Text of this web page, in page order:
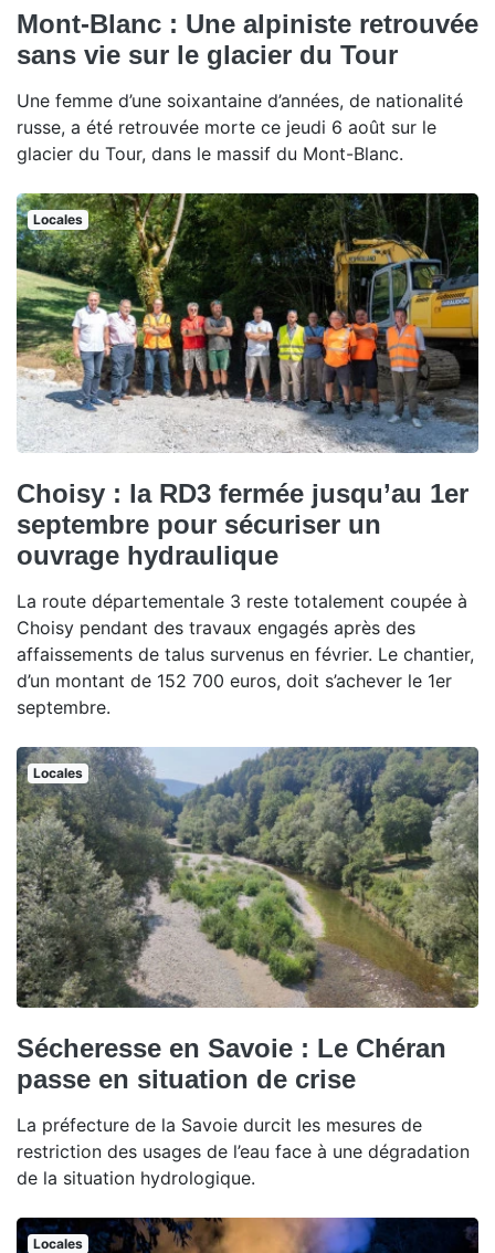
Mont-Blanc : Une alpiniste retrouvée
sans vie sur le glacier du Tour
Une femme d’une soixantaine d’années, de nationalité
russe, a été retrouvée morte ce jeudi 6 août sur le
glacier du Tour, dans le massif du Mont-Blanc.
Locales
Choisy : la RD3 fermée jusqu’au 1er
septembre pour sécuriser un
ouvrage hydraulique
La route départementale 3 reste totalement coupée à
Choisy pendant des travaux engagés après des
affaissements de talus survenus en février. Le chantier,
d’un montant de 152 700 euros, doit s’achever le 1er
septembre.
Locales
Sécheresse en Savoie : Le Chéran
passe en situation de crise
La préfecture de la Savoie durcit les mesures de
restriction des usages de l’eau face à une dégradation
de la situation hydrologique.
Locales